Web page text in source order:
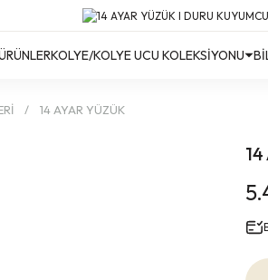
Türkiye’nin Her Yerine
Türkiye’nin Her Yerine
Türkiye’nin Her Yerine
KOLYE/KOLYE UCU KOLEKSİYONU
14 AYAR YÜZÜK